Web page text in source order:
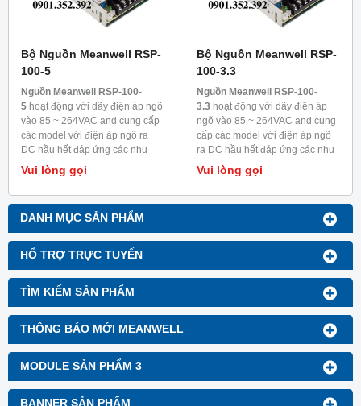
DANH MỤC SẢN PHẨM
HỔ TRỢ TRỰC TUYẾN
TÌM KIẾM SẢN PHẨM
THÔNG BÁO MỚI MEANWELL
MODULE SẢN PHẨM 3
BANNER SẢN PHẨM
Bộ Nguồn Meanwell RSP-
100-5
Nguồn Meanwell RSP-100-
5 hoạt động với dãy điện áp ngõ
vào 85 ~ 264VAC and cung cấp
các model với điện áp ngõ ra
DC hầu hết đáp ứng các nhu
cầu trong ngành công nghiệp.
Mỗi model được làm mát bằng
đối lưu không khí, nhiệt độ làm
Vui lòng gọi
Bộ Nguồn Meanwell RSP-
100-3.3
Nguồn Meanwell RSP-100-
3.3 hoạt động với dãy điện áp
ngõ vào 85 ~ 264VAC and cung
cấp các model với điện áp ngõ
ra DC hầu hết đáp ứng các nhu
cầu trong ngành công nghiệp.
Mỗi model được làm mát bằng
đối lưu không khí, nhiệt độ làm
Vui lòng gọi